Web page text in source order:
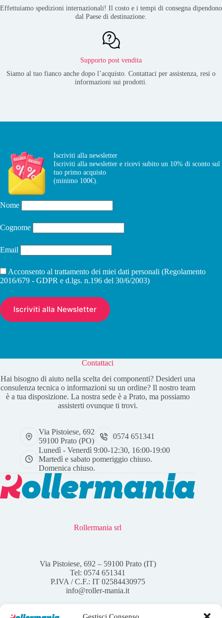
Gestisci Consenso
Effettuiamo spedizioni internazionali! Il costo e i tempi di consegna dipendono
dal Paese di destinazione.
Supporto post vendita
Siamo al tuo fianco anche dopo l’acquisto. Contattaci per assistenza, resi o
informazioni sui prodotti.
Iscriviti alla newsletter
Iscriviti alla newsletter e ricevi subito un 10% di sconto sul
tuo primo acquisto
(minimo 100€).
Nome
Cognome
Email
Acconsento al trattamento dei miei dati personali (Regolamento
2016/679 - GDPR e d.lgs. n.196 del 30/6/2003)
Contattaci
Hai bisogno di aiuto nella scelta dei componenti? Desideri una
consulenza tecnica o informazioni su un ordine? Il nostro team
è a tua disposizione. La nostra sede è a Prato, ma possiamo
assisterti ovunque ti trovi.
Via Pistoiese, 692
59100 Prato (PO)
0574 651341
Lunedì - Venerdì 9:00-12:30, 16:00-19:00
Martedì e sabato pomeriggio chiuso.
Domenica chiuso.
Rollermania srl
Via Pistoiese, 692 – 59100 Prato (IT)
Tel: 0574 651341
P.IVA / C.F.: IT 02584430975
info@roller-mania.it